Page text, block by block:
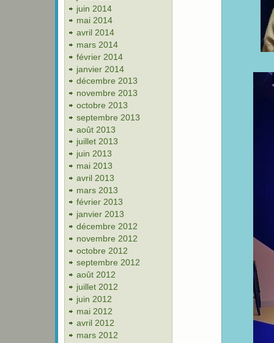
juin 2014
mai 2014
avril 2014
mars 2014
février 2014
janvier 2014
décembre 2013
novembre 2013
octobre 2013
septembre 2013
août 2013
juillet 2013
juin 2013
mai 2013
avril 2013
mars 2013
février 2013
janvier 2013
décembre 2012
novembre 2012
octobre 2012
septembre 2012
août 2012
juillet 2012
juin 2012
mai 2012
avril 2012
mars 2012